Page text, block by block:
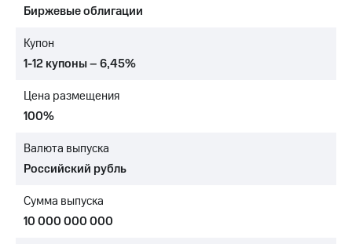
Достижения
Интервью
отчетность
Контакты
Новости
в
Биржевые облигации
Купон
1-12 купоны – 6,45%
Цена размещения
100%
Валюта выпуска
Российский рубль
Сумма выпуска
10 000 000 000